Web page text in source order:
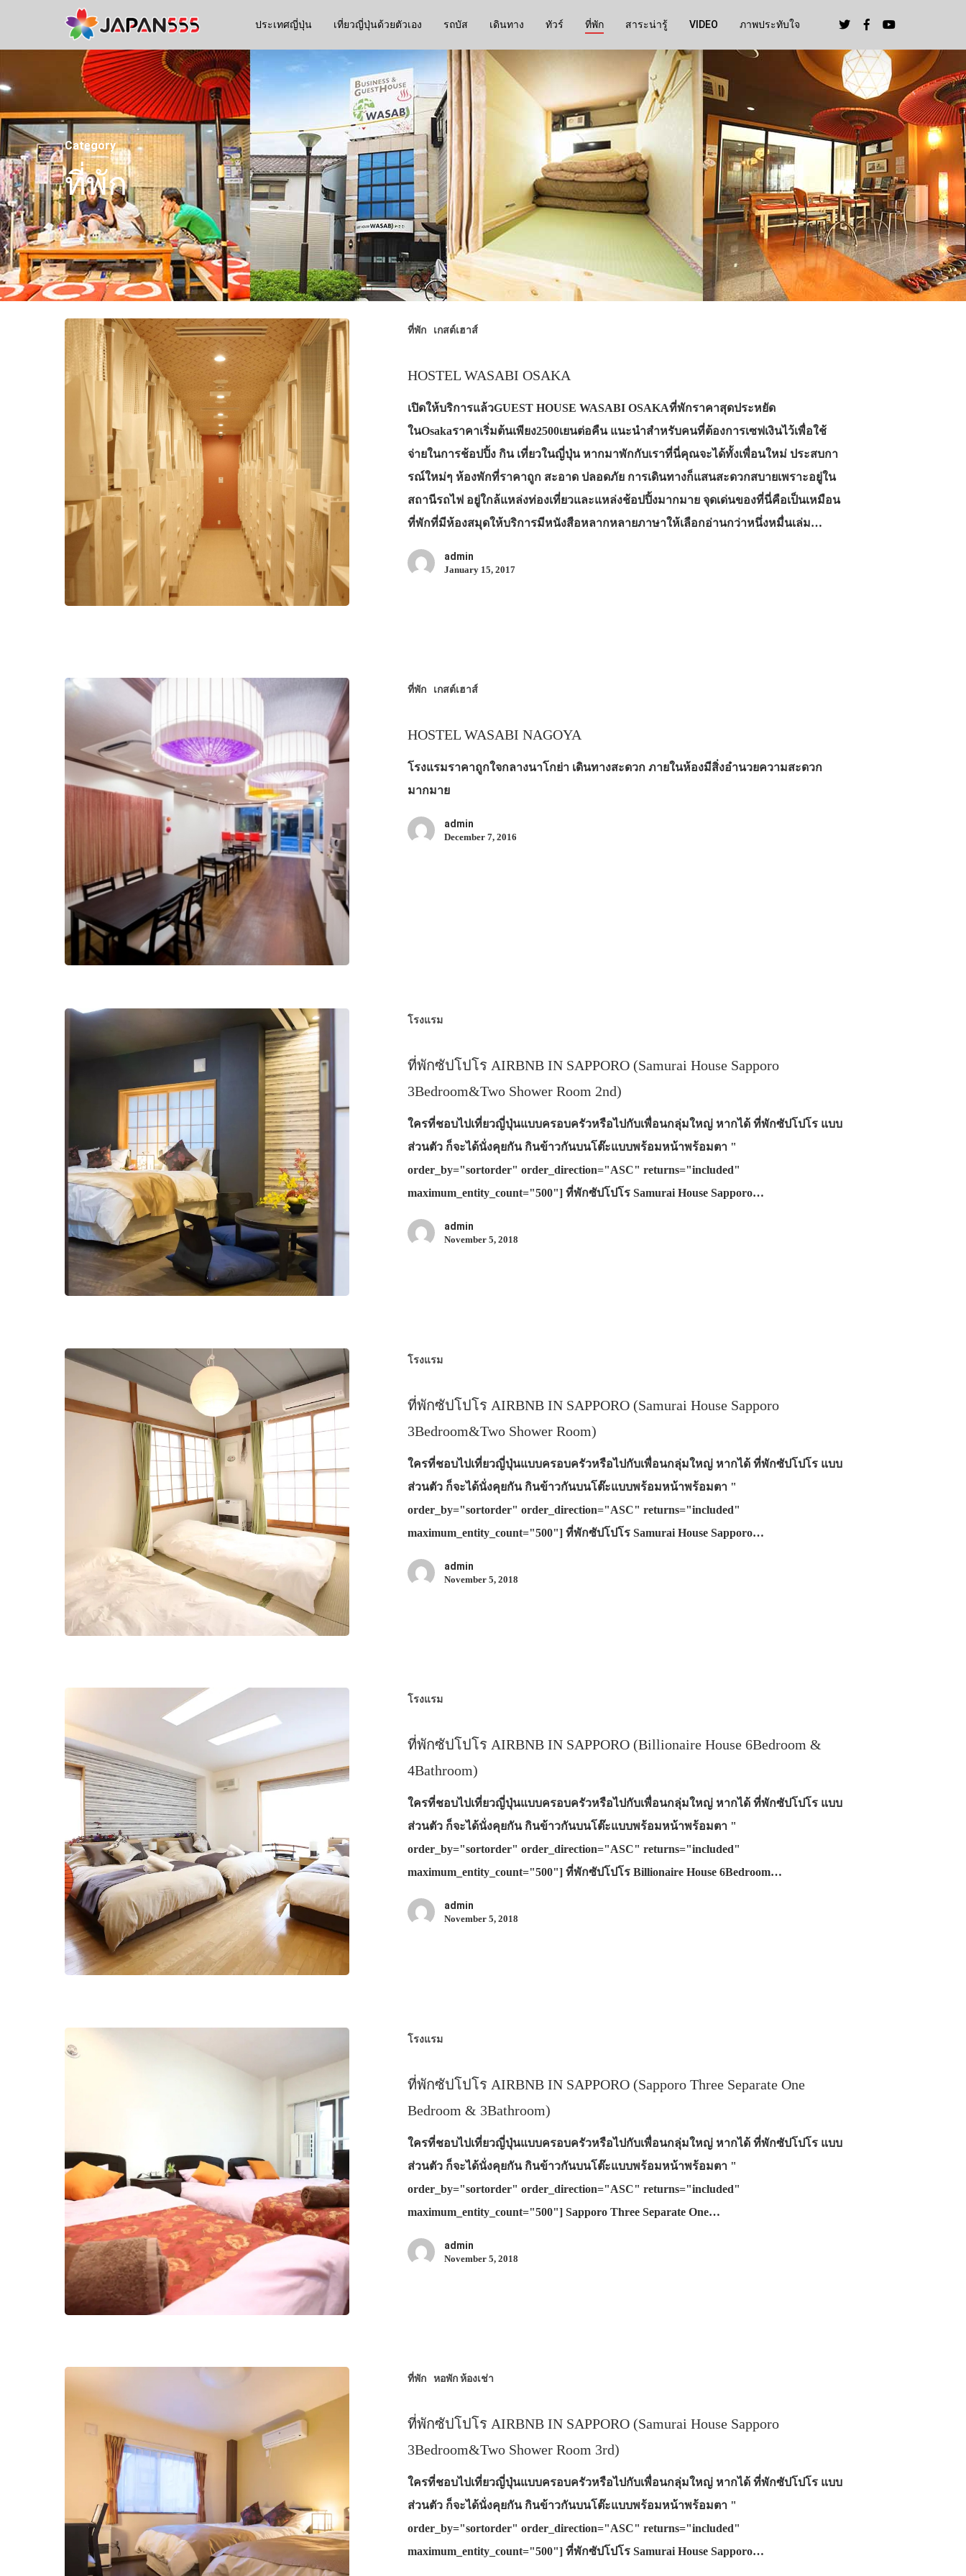
ประเทศญี่ปุ่น เที่ยวญี่ปุ่นด้วยตัวเอง รถบัส เดินทาง ทัวร์ ที่พัก สาระน่ารู้ VIDEO ภาพประทับใจ
Category
ที่พัก
ที่พัก เกสต์เฮาส์
HOSTEL WASABI OSAKA
เปิดให้บริการแล้วGUEST HOUSE WASABI OSAKAที่พักราคาสุดประหยัด
ในOsakaราคาเริ่มต้นเพียง2500เยนต่อคืน แนะนำสำหรับคนที่ต้องการเซฟเงินไว้เพื่อใช้
จ่ายในการช้อปปิ้ง กิน เที่ยวในญี่ปุ่น หากมาพักกับเราที่นี่คุณจะได้ทั้งเพื่อนใหม่ ประสบกา
รณ์ใหม่ๆ ห้องพักที่ราคาถูก สะอาด ปลอดภัย การเดินทางก็แสนสะดวกสบายเพราะอยู่ใน
สถานีรถไฟ อยู่ใกล้แหล่งท่องเที่ยวและแหล่งช้อปปิ้งมากมาย จุดเด่นของที่นี่คือเป็นเหมือน
ที่พักที่มีห้องสมุดให้บริการมีหนังสือหลากหลายภาษาให้เลือกอ่านกว่าหนึ่งหมื่นเล่ม…
admin
January 15, 2017
ที่พัก เกสต์เฮาส์
HOSTEL WASABI NAGOYA
โรงแรมราคาถูกใจกลางนาโกย่า เดินทางสะดวก ภายในห้องมีสิ่งอำนวยความสะดวก
มากมาย
admin
December 7, 2016
โรงแรม
ที่พักซัปโปโร AIRBNB IN SAPPORO (Samurai House Sapporo
3Bedroom&Two Shower Room 2nd)
ใครที่ชอบไปเที่ยวญี่ปุ่นแบบครอบครัวหรือไปกับเพื่อนกลุ่มใหญ่ หากได้ ที่พักซัปโปโร แบบ
ส่วนตัว ก็จะได้นั่งคุยกัน กินข้าวกันบนโต๊ะแบบพร้อมหน้าพร้อมตา "
order_by="sortorder" order_direction="ASC" returns="included"
maximum_entity_count="500"] ที่พักซัปโปโร Samurai House Sapporo…
admin
November 5, 2018
โรงแรม
ที่พักซัปโปโร AIRBNB IN SAPPORO (Samurai House Sapporo
3Bedroom&Two Shower Room)
ใครที่ชอบไปเที่ยวญี่ปุ่นแบบครอบครัวหรือไปกับเพื่อนกลุ่มใหญ่ หากได้ ที่พักซัปโปโร แบบ
ส่วนตัว ก็จะได้นั่งคุยกัน กินข้าวกันบนโต๊ะแบบพร้อมหน้าพร้อมตา "
order_by="sortorder" order_direction="ASC" returns="included"
maximum_entity_count="500"] ที่พักซัปโปโร Samurai House Sapporo…
admin
November 5, 2018
โรงแรม
ที่พักซัปโปโร AIRBNB IN SAPPORO (Billionaire House 6Bedroom &
4Bathroom)
ใครที่ชอบไปเที่ยวญี่ปุ่นแบบครอบครัวหรือไปกับเพื่อนกลุ่มใหญ่ หากได้ ที่พักซัปโปโร แบบ
ส่วนตัว ก็จะได้นั่งคุยกัน กินข้าวกันบนโต๊ะแบบพร้อมหน้าพร้อมตา "
order_by="sortorder" order_direction="ASC" returns="included"
maximum_entity_count="500"] ที่พักซัปโปโร Billionaire House 6Bedroom…
admin
November 5, 2018
โรงแรม
ที่พักซัปโปโร AIRBNB IN SAPPORO (Sapporo Three Separate One
Bedroom & 3Bathroom)
ใครที่ชอบไปเที่ยวญี่ปุ่นแบบครอบครัวหรือไปกับเพื่อนกลุ่มใหญ่ หากได้ ที่พักซัปโปโร แบบ
ส่วนตัว ก็จะได้นั่งคุยกัน กินข้าวกันบนโต๊ะแบบพร้อมหน้าพร้อมตา "
order_by="sortorder" order_direction="ASC" returns="included"
maximum_entity_count="500"] Sapporo Three Separate One…
admin
November 5, 2018
ที่พัก หอพัก ห้องเช่า
ที่พักซัปโปโร AIRBNB IN SAPPORO (Samurai House Sapporo
3Bedroom&Two Shower Room 3rd)
ใครที่ชอบไปเที่ยวญี่ปุ่นแบบครอบครัวหรือไปกับเพื่อนกลุ่มใหญ่ หากได้ ที่พักซัปโปโร แบบ
ส่วนตัว ก็จะได้นั่งคุยกัน กินข้าวกันบนโต๊ะแบบพร้อมหน้าพร้อมตา "
order_by="sortorder" order_direction="ASC" returns="included"
maximum_entity_count="500"] ที่พักซัปโปโร Samurai House Sapporo…